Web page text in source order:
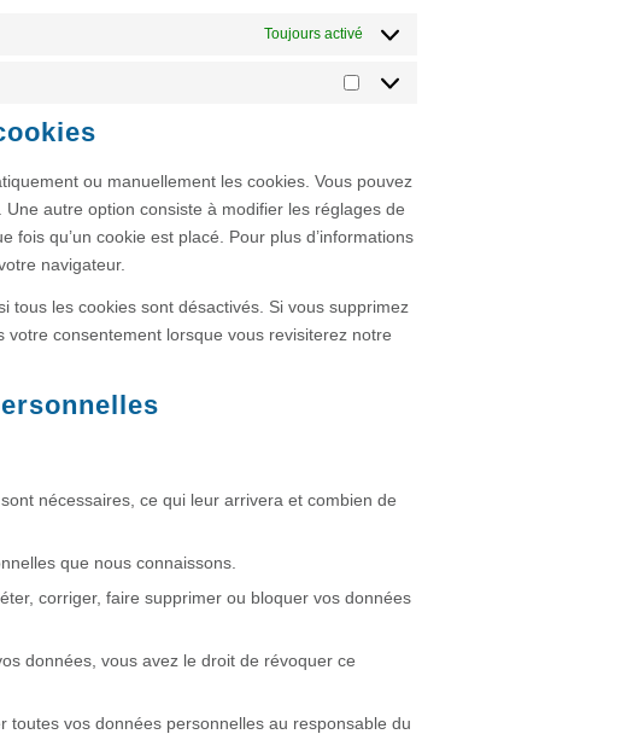
Toujours activé
Statistiques
ou manuellement les cookies. Vous pouvez
autre option consiste à modifier les réglages de
qu’un cookie est placé. Pour plus d’informations
navigateur.
tous les cookies sont désactivés. Si vous supprimez
consentement lorsque vous revisiterez notre
nécessaires, ce qui leur arrivera et combien de
que nous connaissons.
corriger, faire supprimer ou bloquer vos données
données, vous avez le droit de révoquer ce
vos données personnelles au responsable du